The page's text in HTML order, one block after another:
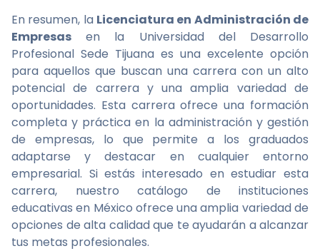
En resumen, la Licenciatura en Administración de
Empresas en la Universidad del Desarrollo
Profesional Sede Tijuana es una excelente opción
para aquellos que buscan una carrera con un alto
potencial de carrera y una amplia variedad de
oportunidades. Esta carrera ofrece una formación
completa y práctica en la administración y gestión
de empresas, lo que permite a los graduados
adaptarse y destacar en cualquier entorno
empresarial. Si estás interesado en estudiar esta
carrera, nuestro catálogo de instituciones
educativas en México ofrece una amplia variedad de
opciones de alta calidad que te ayudarán a alcanzar
tus metas profesionales.